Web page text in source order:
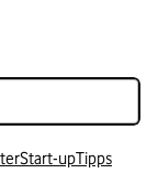
Start-upTipps